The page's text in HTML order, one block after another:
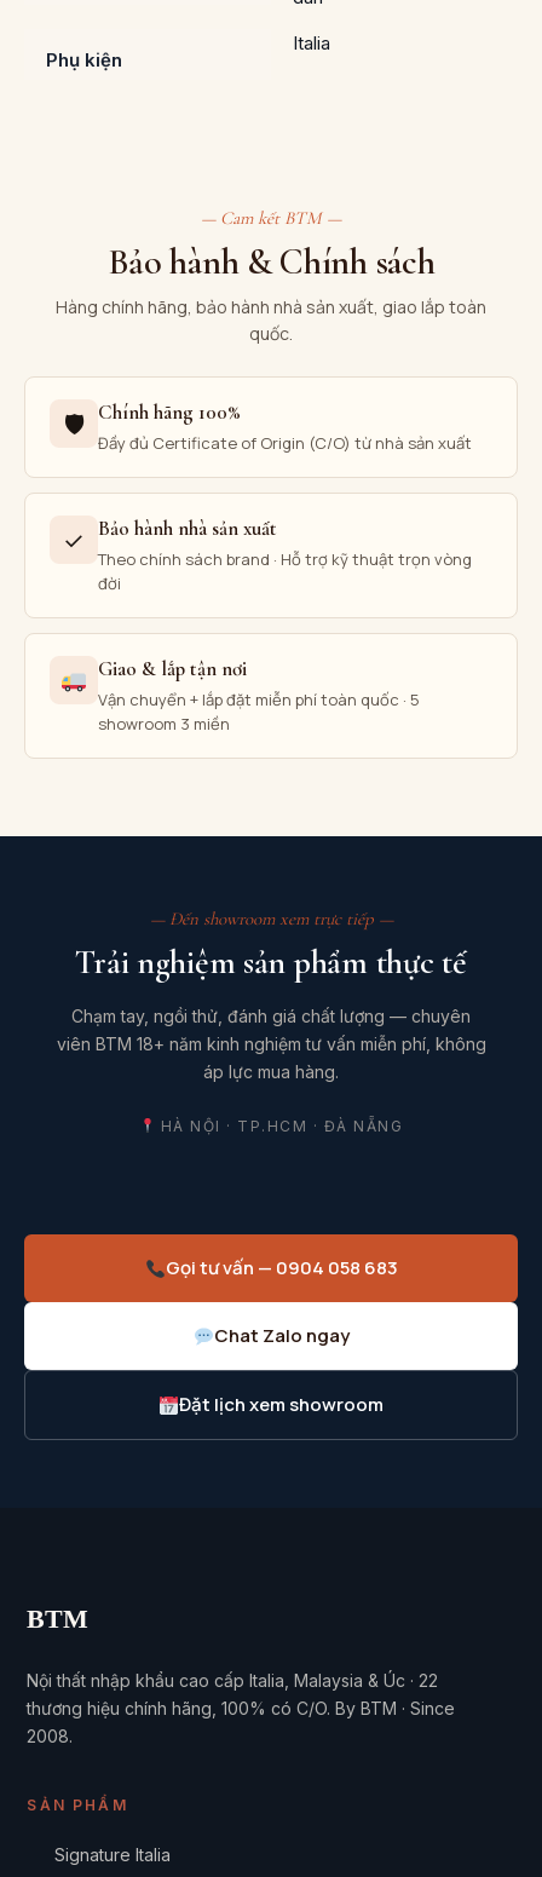
Phụ kiện
Italia
— Cam kết BTM —
Bảo hành & Chính sách
Hàng chính hãng, bảo hành nhà sản xuất, giao lắp toàn
quốc.
🛡 Chính hãng 100%
Đầy đủ Certificate of Origin (C/O) từ nhà sản xuất
✓ Bảo hành nhà sản xuất
Theo chính sách brand · Hỗ trợ kỹ thuật trọn vòng
đời
Giao & lắp tận nơi
Vận chuyển + lắp đặt miễn phí toàn quốc · 5
showroom 3 miền
— Đến showroom xem trực tiếp —
Trải nghiệm sản phẩm thực tế
Chạm tay, ngồi thử, đánh giá chất lượng — chuyên
viên BTM 18+ năm kinh nghiệm tư vấn miễn phí, không
áp lực mua hàng.
HÀ NỘI · TP.HCM · ĐÀ NẴNG
Gọi tư vấn — 0904 058 683
Chat Zalo ngay
Đặt lịch xem showroom
BTM
Nội thất nhập khẩu cao cấp Italia, Malaysia & Úc · 22
thương hiệu chính hãng, 100% có C/O. By BTM · Since
2008.
SẢN PHẨM
Signature Italia